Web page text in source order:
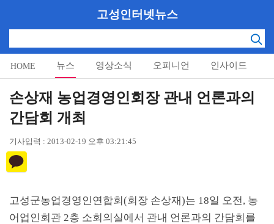
고성인터넷뉴스
HOME 뉴스 영상소식 오피니언 인사이드
알림마당
손상재 농업경영인회장 관내 언론과의
간담회 개최
기사입력 : 2013-02-19 오후 03:21:45
고성군농업경영인연합회(회장 손상재)는 18일 오전, 농
어업인회관 2층 소회의실에서 관내 언론과의 간담회를